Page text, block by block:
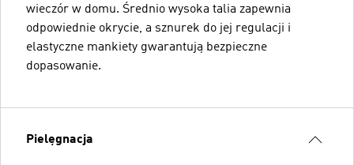
wieczór w domu. Średnio wysoka talia zapewnia
odpowiednie okrycie, a sznurek do jej regulacji i
elastyczne mankiety gwarantują bezpieczne
dopasowanie.
Pielęgnacja